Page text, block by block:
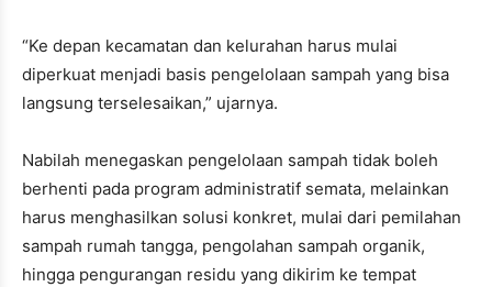
“Ke depan kecamatan dan kelurahan harus mulai
diperkuat menjadi basis pengelolaan sampah yang bisa
langsung terselesaikan,” ujarnya.
Nabilah menegaskan pengelolaan sampah tidak boleh
berhenti pada program administratif semata, melainkan
harus menghasilkan solusi konkret, mulai dari pemilahan
sampah rumah tangga, pengolahan sampah organik,
hingga pengurangan residu yang dikirim ke tempat